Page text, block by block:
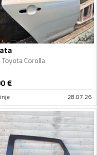
Toyota Corolla
€
28.07.26